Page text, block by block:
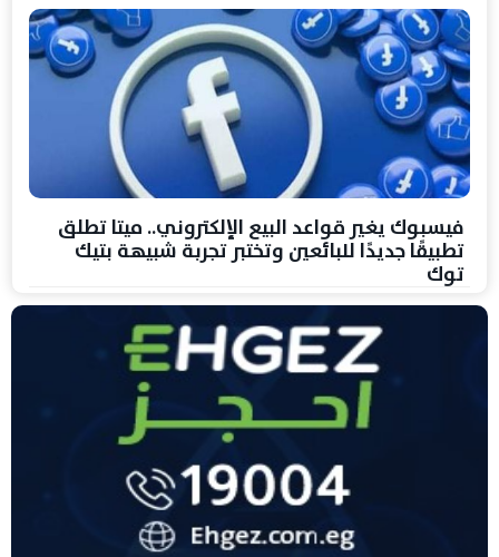
فيسبوك يغير قواعد البيع الإلكتروني.. ميتا تطلق
تطبيقًا جديدًا للبائعين وتختبر تجربة شبيهة بتيك
توك